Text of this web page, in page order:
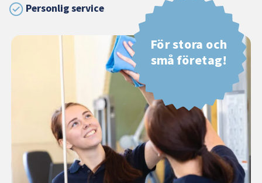
Personlig service
För stora och
små företag!